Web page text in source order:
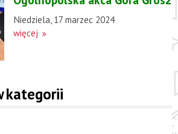
Niedziela, 17 marzec 2024
więcej
kategorii